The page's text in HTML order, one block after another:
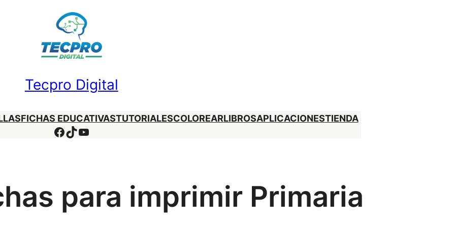
Tecpro Digital
FICHAS EDUCATIVASTUTORIALESCOLOREARLIBROSAPLICACIONESTIENDA
Facebook
TikTok
YouTube
para imprimir Primaria